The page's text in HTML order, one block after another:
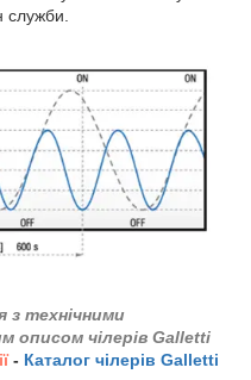
служби.
з технічними
описом чілерів Galletti
- Каталог чілерів Galletti